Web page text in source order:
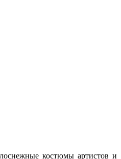
костюмы артистов и